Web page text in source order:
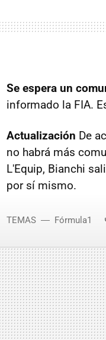
Se espera un
informado la FIA.
Actualización De
no habrá más
L'Equip, Bianchi
por sí mismo.
TEMAS Fórmula1